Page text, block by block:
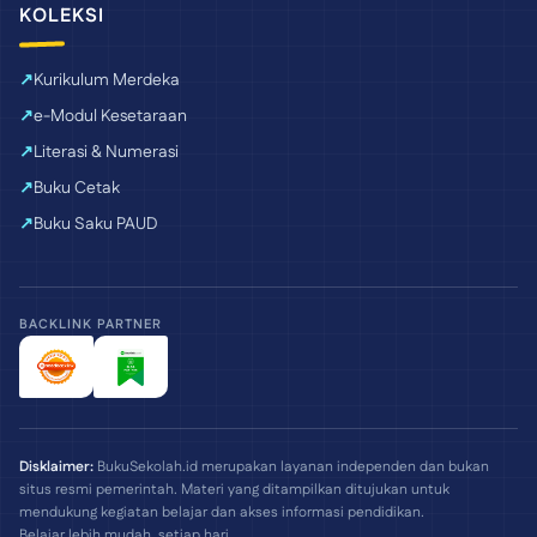
KOLEKSI
Kurikulum Merdeka
e-Modul Kesetaraan
Literasi & Numerasi
Buku Cetak
Buku Saku PAUD
BACKLINK PARTNER
Disklaimer: BukuSekolah.id merupakan layanan independen dan bukan
situs resmi pemerintah. Materi yang ditampilkan ditujukan untuk
mendukung kegiatan belajar dan akses informasi pendidikan.